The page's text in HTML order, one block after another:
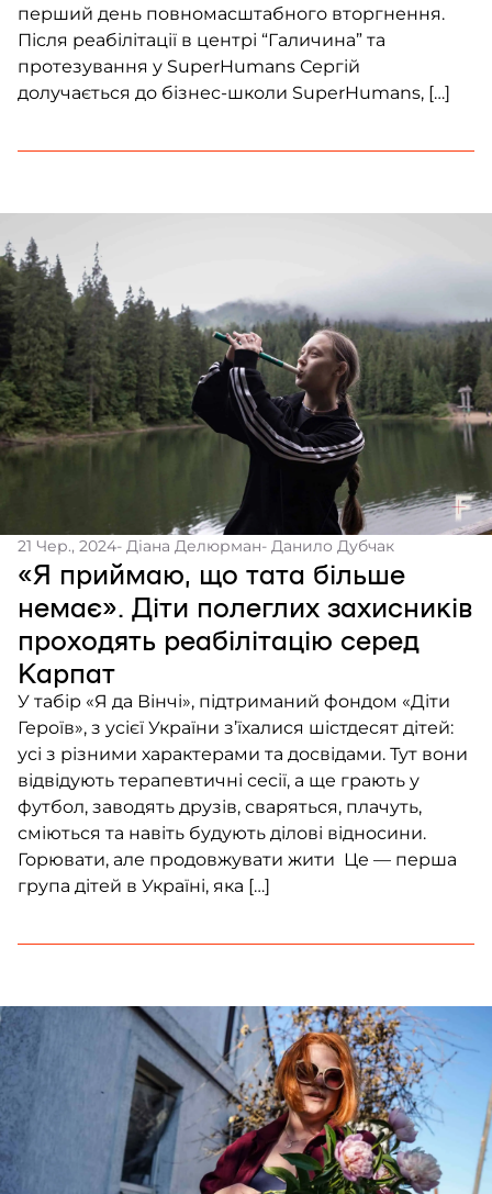
перший день повномасштабного вторгнення.
Після реабілітації в центрі “Галичина” та
протезування у SuperHumans Сергій
долучається до бізнес-школи SuperHumans, […]
21 Чер., 2024- Діана Делюрман- Данило Дубчак
«Я приймаю, що тата більше
немає». Діти полеглих захисників
проходять реабілітацію серед
Карпат
У табір «Я да Вінчі», підтриманий фондом «Діти
Героїв», з усієї України з’їхалися шістдесят дітей:
усі з різними характерами та досвідами. Тут вони
відвідують терапевтичні сесії, а ще грають у
футбол, заводять друзів, сваряться, плачуть,
сміються та навіть будують ділові відносини.
Горювати, але продовжувати жити Це — перша
група дітей в Україні, яка […]